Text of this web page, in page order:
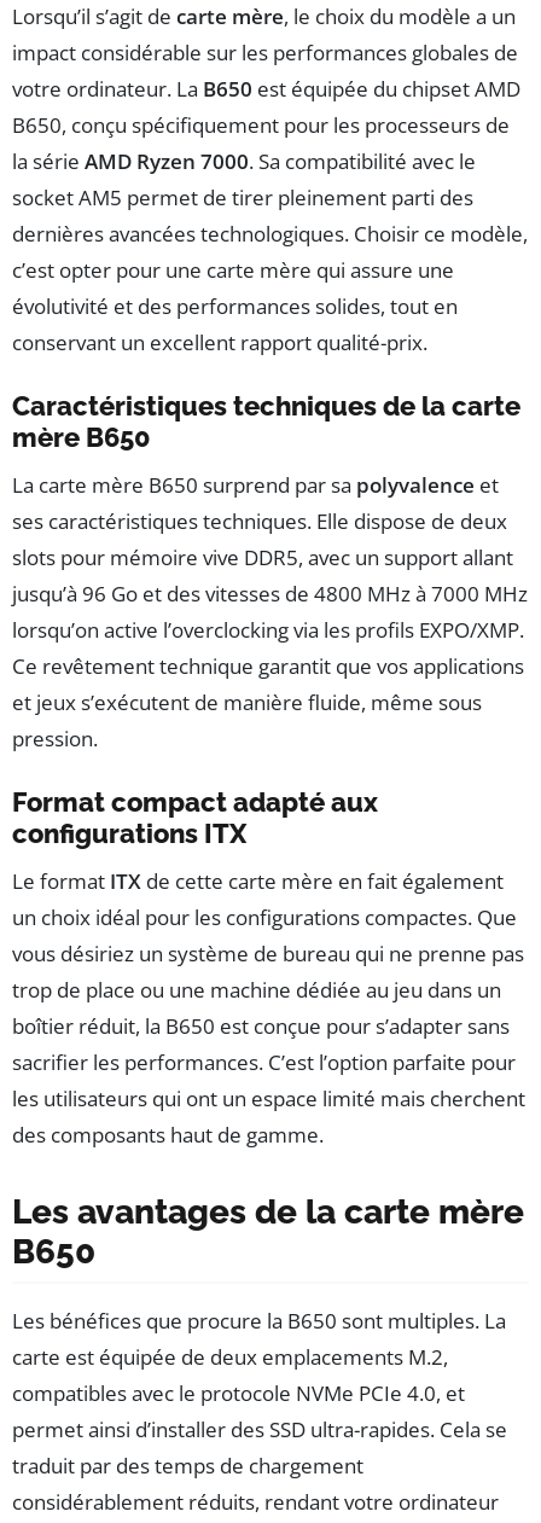
Lorsqu’il s’agit de carte mère, le choix du modèle a un
impact considérable sur les performances globales de
votre ordinateur. La B650 est équipée du chipset AMD
B650, conçu spécifiquement pour les processeurs de
la série AMD Ryzen 7000. Sa compatibilité avec le
socket AM5 permet de tirer pleinement parti des
dernières avancées technologiques. Choisir ce modèle,
c’est opter pour une carte mère qui assure une
évolutivité et des performances solides, tout en
conservant un excellent rapport qualité-prix.
Caractéristiques techniques de la carte
mère B650
La carte mère B650 surprend par sa polyvalence et
ses caractéristiques techniques. Elle dispose de deux
slots pour mémoire vive DDR5, avec un support allant
jusqu’à 96 Go et des vitesses de 4800 MHz à 7000 MHz
lorsqu’on active l’overclocking via les profils EXPO/XMP.
Ce revêtement technique garantit que vos applications
et jeux s’exécutent de manière fluide, même sous
pression.
Format compact adapté aux
configurations ITX
Le format ITX de cette carte mère en fait également
un choix idéal pour les configurations compactes. Que
vous désiriez un système de bureau qui ne prenne pas
trop de place ou une machine dédiée au jeu dans un
boîtier réduit, la B650 est conçue pour s’adapter sans
sacrifier les performances. C’est l’option parfaite pour
les utilisateurs qui ont un espace limité mais cherchent
des composants haut de gamme.
Les avantages de la carte mère
B650
Les bénéfices que procure la B650 sont multiples. La
carte est équipée de deux emplacements M.2,
compatibles avec le protocole NVMe PCIe 4.0, et
permet ainsi d’installer des SSD ultra-rapides. Cela se
traduit par des temps de chargement
considérablement réduits, rendant votre ordinateur